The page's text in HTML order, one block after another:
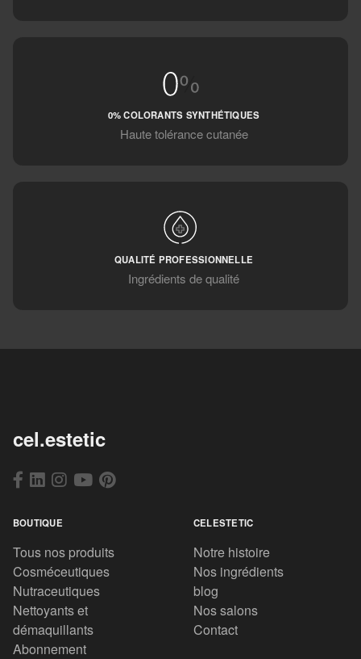
0% COLORANTS SYNTHÉTIQUES
Haute tolérance cutanée
QUALITÉ PROFESSIONNELLE
Ingrédients de qualité
cel.estetic
BOUTIQUE
Tous nos produits
Cosméceutiques
Nutraceutiques
Nettoyants et
démaquillants
Abonnement
CELESTETIC
Notre histoire
Nos ingrédients
blog
Nos salons
Contact